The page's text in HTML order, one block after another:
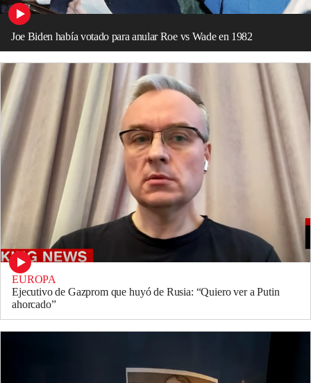
Joe Biden había votado para anular Roe vs Wade en 1982
EUROPA
Ejecutivo de Gazprom que huyó de Rusia: “Quiero ver a Putin
ahorcado”